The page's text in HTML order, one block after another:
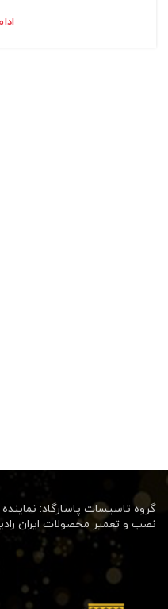
گروه تاسیسات پاسارگاد:
نصب و تعمیر محصولات ایران